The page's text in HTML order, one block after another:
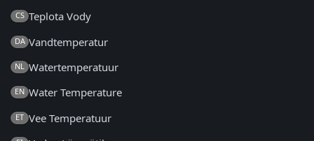
CS Teplota Vody
DA Vandtemperatur
NL Watertemperatuur
EN Water Temperature
ET Vee Temperatuur